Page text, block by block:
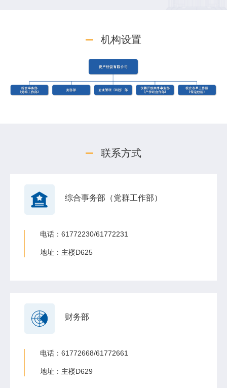
机构设置
联系方式
综合事务部（党群工作部）
电话：61772230/61772231
地址：主楼D625
财务部
电话：61772668/61772661
地址：主楼D629